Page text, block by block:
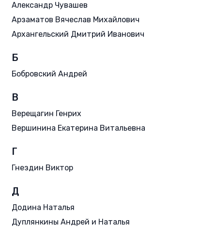
Александр Чувашев
Арзаматов Вячеслав Михайлович
Архангельский Дмитрий Иванович
Б
Бобровский Андрей
В
Верещагин Генрих
Вершинина Екатерина Витальевна
Г
Гнездин Виктор
Д
Додина Наталья
Дуплянкины Андрей и Наталья